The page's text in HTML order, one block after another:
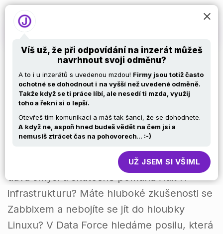
Zabbix Consultant
(m/ž)
Baví vás stavět komplexní monitoring, který
dává smysl a skutečně pomáhá řídit IT
infrastrukturu? Máte hluboké zkušenosti se
Zabbixem a nebojíte se jít do hloubky
Linuxu? V Data Force hledáme posilu, která
Víš už, že při odpovídání na inzerát můžeš
navrhnout svoji odměnu?
A to i u inzerátů s uvedenou mzdou! Firmy jsou totiž často
ochotné se dohodnout i na vyšší než uvedené odměně.
Takže když se ti práce líbí, ale nesedí ti mzda, využij
toho a řekni si o lepší.
Otevřeš tím komunikaci a máš tak šanci, že se dohodnete.
A když ne, aspoň hned budeš vědět na čem jsi a
nemusíš ztrácet čas na pohovorech… :-)
UŽ JSEM SI VŠIML